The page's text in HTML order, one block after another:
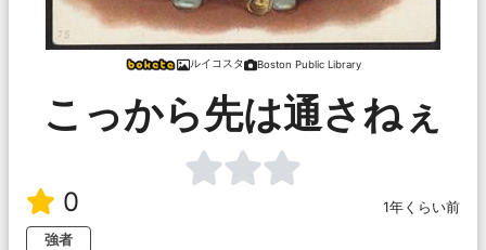
ルイコスタ Boston Public Library
こっから先は通さねぇ
0
1年くらい前
強者